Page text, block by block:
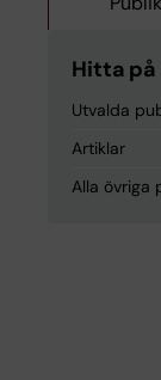
Hitta på
Utvalda
Artiklar
Alla övriga